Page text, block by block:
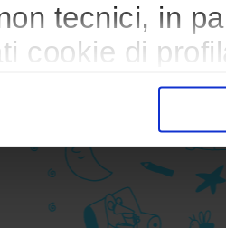
tecnici, in
cookie di
verso
la navigazione.
dettagli